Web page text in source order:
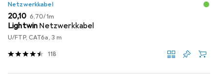
Netzwerkkabel
EUR
20,10 EUR
6,70/1m
Lightwin Netzwerkkabel
U/FTP, CAT6a, 3 m
118